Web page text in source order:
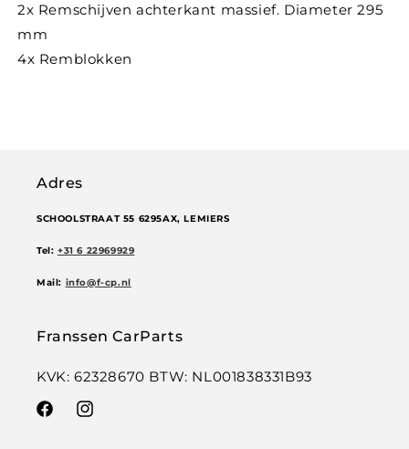
2x Remschijven achterkant massief. Diameter 295
mm
4x Remblokken
Adres
SCHOOLSTRAAT 55 6295AX, LEMIERS
Tel: +31 6 22969929
Mail: info@f-cp.nl
Franssen CarParts
KVK: 62328670 BTW: NL001838331B93
FacebookInstagram